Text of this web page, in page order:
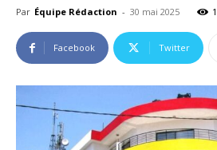
Par Équipe Rédaction - 30 mai 2025
Facebook Twitter